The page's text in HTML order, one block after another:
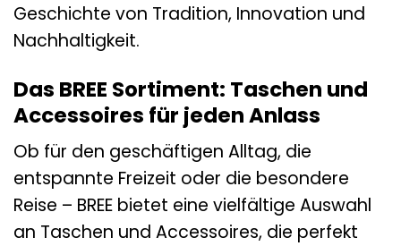
Geschichte von Tradition, Innovation und
Nachhaltigkeit.
Das BREE Sortiment: Taschen und
Accessoires für jeden Anlass
Ob für den geschäftigen Alltag, die
entspannte Freizeit oder die besondere
Reise – BREE bietet eine vielfältige Auswahl
an Taschen und Accessoires, die perfekt